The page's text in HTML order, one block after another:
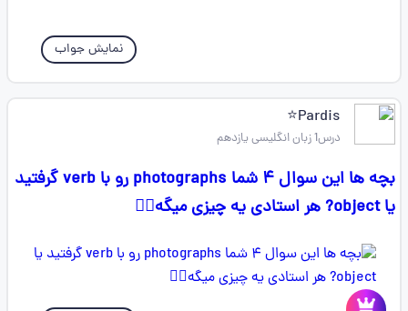
نمایش جواب
Pardis⭐
درس1 زبان انگلیسی یازدهم
بچه ها این سوال ۴ شما photographs رو با verb گرفتید
یا object? هر استادی یه چیزی میگه🤦‍♀️